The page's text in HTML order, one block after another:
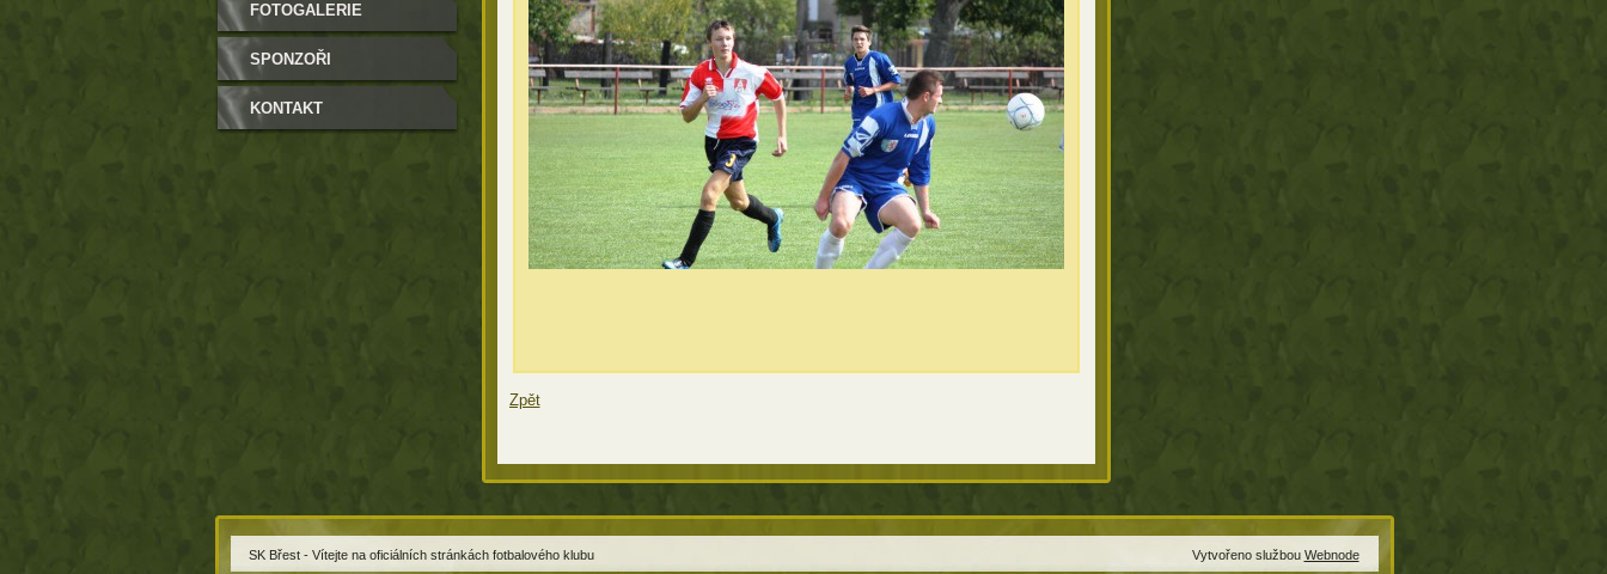
Zpět
FOTOGALERIE
SPONZOŘI
KONTAKT
SK Břest - Vítejte na oficiálních stránkách fotbalového klubu Vytvořeno službou Webnode